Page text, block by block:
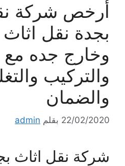
أرخص شركة
بجدة نقل
وخارج جده مع
والتركيب
والضمان
22/02/2020 بقلم admin
شركة نقل اثاث